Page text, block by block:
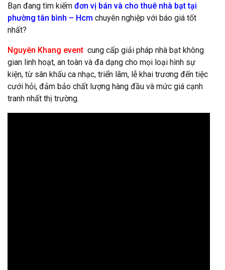
Bạn đang tìm kiếm đơn vị bán và cho thuê nhà bạt tại
phường tân bình – Hcm chuyên nghiệp với báo giá tốt
nhất?
Nguyên Khang event cung cấp giải pháp nhà bạt không
gian linh hoạt, an toàn và đa dạng cho mọi loại hình sự
kiện, từ sân khấu ca nhạc, triển lãm, lễ khai trương đến tiệc
cưới hỏi, đảm bảo chất lượng hàng đầu và mức giá cạnh
tranh nhất thị trường.